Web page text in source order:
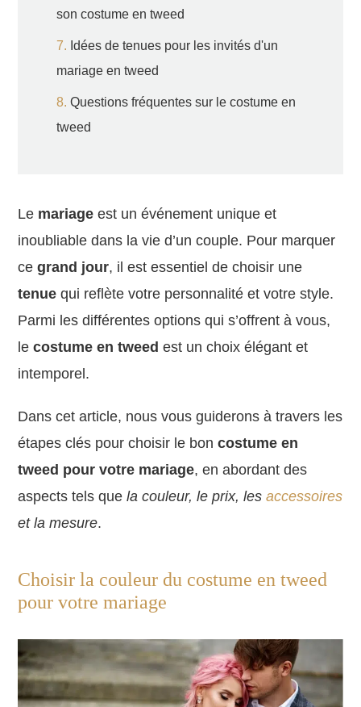
Le mariageest un événement unique et
inoubliable dans la vie d’un couple. Pour marquer
cegrand jour, il est essentiel de choisir une
tenuequi reflète votre personnalité et votre style.
Parmi les différentes options qui s’offrent à vous,
lecostume en tweed est un choix élégant et
intemporel.
Dans cet article, nous vous guiderons à travers les
étapes clés pour choisir le boncostume en
tweed pour votre mariage, en abordant des
aspects tels quela couleur, le prix, lesaccessoires
et la mesure.
Choisir la couleur du costume en tweed
pour votre mariage
son costume en tweed
Idées de tenues pour les invités d'un
mariage en tweed
Questions fréquentes sur le costume en
tweed